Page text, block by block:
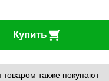
Купить
товаром также покупают